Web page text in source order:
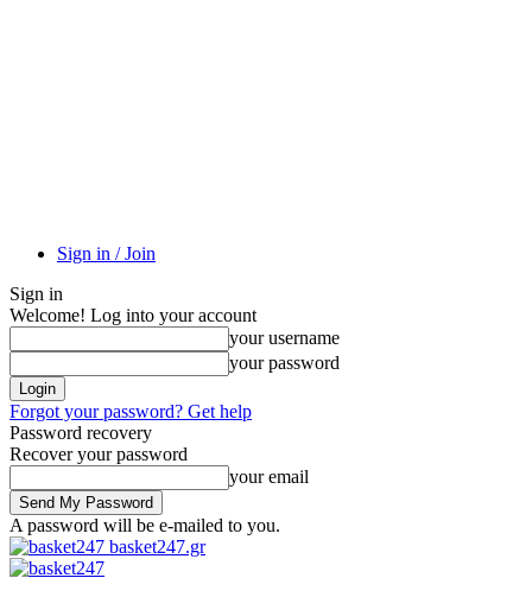
Sign in / Join
Sign in
Welcome! Log into your account
your username
your password
Forgot your password? Get help
Password recovery
Recover your password
your email
A password will be e-mailed to you.
basket247.gr